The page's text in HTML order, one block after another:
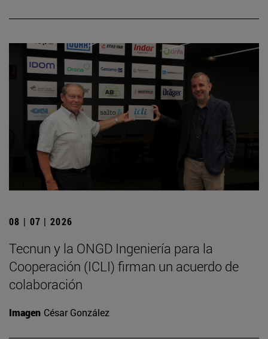
08 | 07 | 2026
Tecnun y la ONGD Ingeniería para la
Cooperación (ICLI) firman un acuerdo de
colaboración
Imagen César González